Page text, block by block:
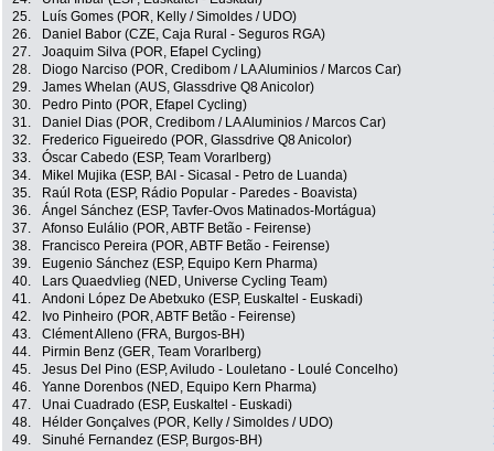
25.
Luís Gomes (POR, Kelly / Simoldes / UDO)
26.
Daniel Babor (CZE, Caja Rural - Seguros RGA)
27.
Joaquim Silva (POR, Efapel Cycling)
28.
Diogo Narciso (POR, Credibom / LA Aluminios / Marcos Car)
29.
James Whelan (AUS, Glassdrive Q8 Anicolor)
30.
Pedro Pinto (POR, Efapel Cycling)
31.
Daniel Dias (POR, Credibom / LA Aluminios / Marcos Car)
32.
Frederico Figueiredo (POR, Glassdrive Q8 Anicolor)
33.
Óscar Cabedo (ESP, Team Vorarlberg)
34.
Mikel Mujika (ESP, BAI - Sicasal - Petro de Luanda)
35.
Raúl Rota (ESP, Rádio Popular - Paredes - Boavista)
36.
Ángel Sánchez (ESP, Tavfer-Ovos Matinados-Mortágua)
37.
Afonso Eulálio (POR, ABTF Betão - Feirense)
38.
Francisco Pereira (POR, ABTF Betão - Feirense)
39.
Eugenio Sánchez (ESP, Equipo Kern Pharma)
40.
Lars Quaedvlieg (NED, Universe Cycling Team)
41.
Andoni López De Abetxuko (ESP, Euskaltel - Euskadi)
42.
Ivo Pinheiro (POR, ABTF Betão - Feirense)
43.
Clément Alleno (FRA, Burgos-BH)
44.
Pirmin Benz (GER, Team Vorarlberg)
45.
Jesus Del Pino (ESP, Aviludo - Louletano - Loulé Concelho)
46.
Yanne Dorenbos (NED, Equipo Kern Pharma)
47.
Unai Cuadrado (ESP, Euskaltel - Euskadi)
48.
Hélder Gonçalves (POR, Kelly / Simoldes / UDO)
49.
Sinuhé Fernandez (ESP, Burgos-BH)